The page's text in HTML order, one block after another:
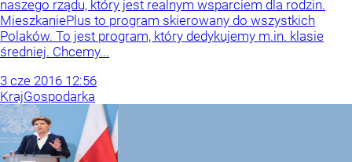
naszego rządu, który jest realnym wsparciem dla rodzin.
MieszkaniePlus to program skierowany do wszystkich
Polaków. To jest program, który dedykujemy m.in. klasie
średniej. Chcemy...
3 cze 2016 12:56
KrajGospodarka